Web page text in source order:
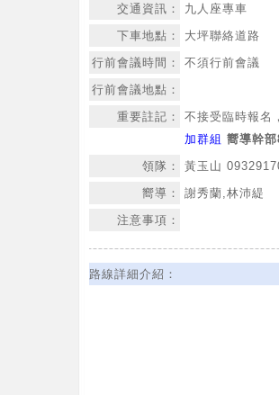
交通資訊：
九人座專車
下車地點：
大坪聯絡道路
行前會議時間：
不須行前會議
行前會議地點：
重要註記：
不接受臨時報名
加群組 嚮導幹
領隊：
黃玉山
嚮導：
謝秀蘭,林沛緹
注意事項：
路線詳細介紹：